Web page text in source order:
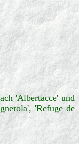
'Albertacce' und
'Refuge de